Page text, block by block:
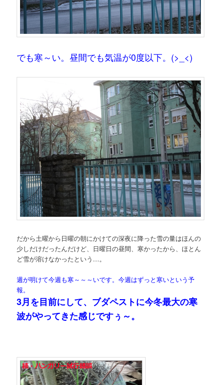
でも寒～い。昼間でも気温が0度以下。(>_<)
だから土曜から日曜の朝にかけての深夜に降った雪の量はほんの
少しだけだったんだけど、日曜日の昼間、寒かったから、ほとん
ど雪が溶けなかったという…。
週が明けて今週も寒～～～いです。今週はずっと寒いという予
報。
3月を目前にして、ブダペストに今冬最大の寒
波がやってきた感じですぅ～。